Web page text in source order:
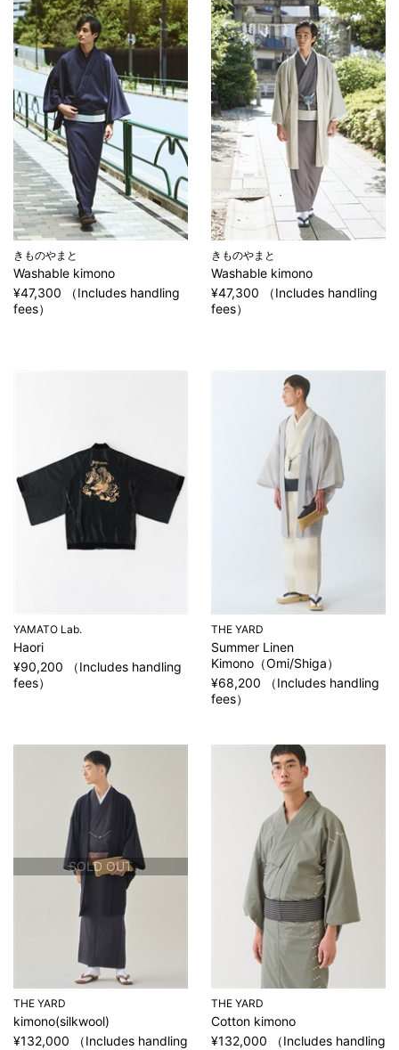
きものやまと
Washable kimono
¥47,300 （Includes handling
fees）
きものやまと
Washable kimono
¥47,300 （Includes handling
fees）
YAMATO Lab.
Haori
¥90,200 （Includes handling
fees）
THE YARD
Summer Linen
Kimono（Omi/Shiga）
¥68,200 （Includes handling
fees）
SOLD OUT
THE YARD
kimono(silkwool)
¥132,000 （Includes handling
THE YARD
Cotton kimono
¥132,000 （Includes handling